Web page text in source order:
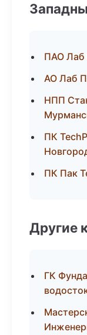
ПАО Лаб
АО Лаб
НПП
ПК
ПК Пак
Другие
ГК